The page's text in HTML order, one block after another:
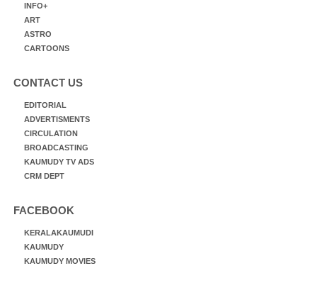
INFO+
ART
ASTRO
CARTOONS
CONTACT US
EDITORIAL
ADVERTISMENTS
CIRCULATION
BROADCASTING
KAUMUDY TV ADS
CRM DEPT
FACEBOOK
KERALAKAUMUDI
KAUMUDY
KAUMUDY MOVIES